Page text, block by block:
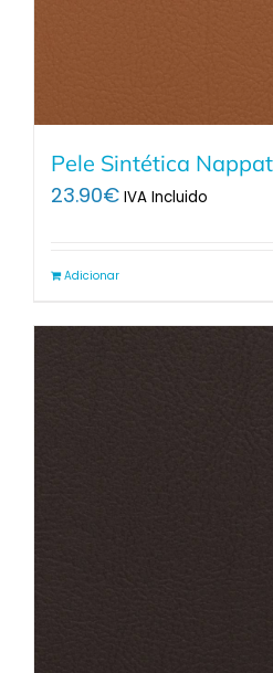
Pele Sintética
23.90€ IVA Incluido
Adicionar